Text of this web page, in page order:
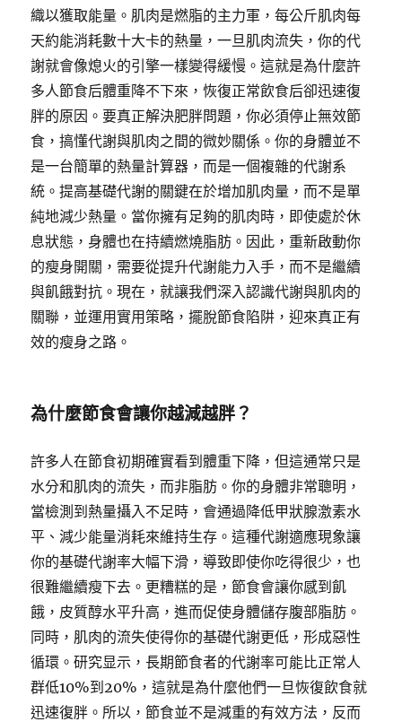
織以獲取能量。肌肉是燃脂的主力軍，每公斤肌肉每
天約能消耗數十大卡的熱量，一旦肌肉流失，你的代
謝就會像熄火的引擎一樣變得緩慢。這就是為什麼許
多人節食后體重降不下來，恢復正常飲食后卻迅速復
胖的原因。要真正解決肥胖問題，你必須停止無效節
食，搞懂代謝與肌肉之間的微妙關係。你的身體並不
是一台簡單的熱量計算器，而是一個複雜的代謝系
統。提高基礎代謝的關鍵在於增加肌肉量，而不是單
純地減少熱量。當你擁有足夠的肌肉時，即使處於休
息狀態，身體也在持續燃燒脂肪。因此，重新啟動你
的瘦身開關，需要從提升代謝能力入手，而不是繼續
與飢餓對抗。現在，就讓我們深入認識代謝與肌肉的
關聯，並運用實用策略，擺脫節食陷阱，迎來真正有
效的瘦身之路。
為什麼節食會讓你越減越胖？
許多人在節食初期確實看到體重下降，但這通常只是
水分和肌肉的流失，而非脂肪。你的身體非常聰明，
當檢測到熱量攝入不足時，會通過降低甲狀腺激素水
平、減少能量消耗來維持生存。這種代謝適應現象讓
你的基礎代謝率大幅下滑，導致即使你吃得很少，也
很難繼續瘦下去。更糟糕的是，節食會讓你感到飢
餓，皮質醇水平升高，進而促使身體儲存腹部脂肪。
同時，肌肉的流失使得你的基礎代謝更低，形成惡性
循環。研究显示，長期節食者的代謝率可能比正常人
群低10%到20%，這就是為什麼他們一旦恢復飲食就
迅速復胖。所以，節食並不是減重的有效方法，反而